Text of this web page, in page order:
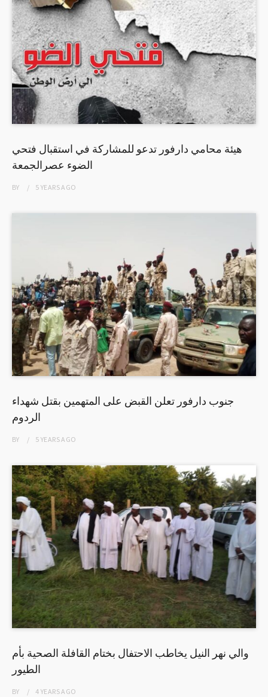
هيئة محامي دارفور تدعو للمشاركة في استقبال فتحي
الضوء عصرالجمعة
BY 5 YEARSAGO
جنوب دارفور تعلن القبض على المتهمين بقتل شهداء
الردوم
BY 5 YEARSAGO
والي نهر النيل يخاطب الاحتفال بختام القافلة الصحية بأم
الطيور
BY 4 YEARSAGO